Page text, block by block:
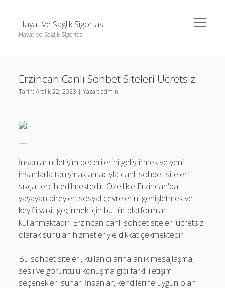
Hayat Ve Sağlık Sigortası
Hayat Ve Sağlık Sigortası
menüyü
aç
Erzincan Canlı Sohbet Siteleri Ücretsiz
Tarih:Aralık 22, 2023 | Yazar:admin
İnsanların iletişim becerilerini geliştirmek ve yeni
insanlarla tanışmak amacıyla canlı sohbet siteleri
sıkça tercih edilmektedir. Özellikle Erzincan'da
yaşayan bireyler, sosyal çevrelerini genişletmek ve
keyifli vakit geçirmek için bu tür platformları
kullanmaktadır. Erzincan canlı sohbet siteleri ücretsiz
olarak sunulan hizmetleriyle dikkat çekmektedir.
Bu sohbet siteleri, kullanıcılarına anlık mesajlaşma,
sesli ve görüntülü konuşma gibi farklı iletişim
seçenekleri sunar. İnsanlar, kendilerine uygun olan